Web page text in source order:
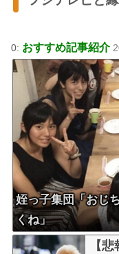
0: おすすめ記事紹介
姪っ子集団「おじ
くね」
【